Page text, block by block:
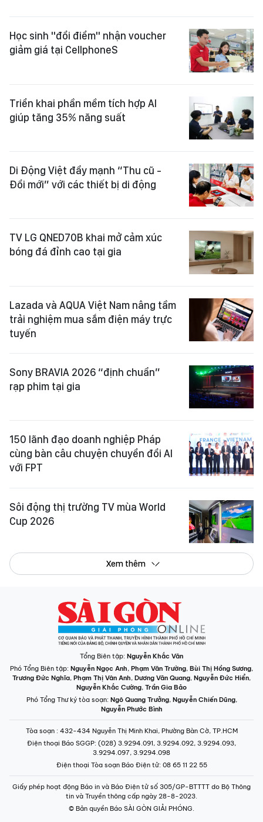
Học sinh "đổi điểm" nhận voucher
giảm giá tại CellphoneS
Triển khai phần mềm tích hợp AI
giúp tăng 35% năng suất
Di Động Việt đẩy mạnh “Thu cũ -
Đổi mới” với các thiết bị di động
TV LG QNED70B khai mở cảm xúc
bóng đá đỉnh cao tại gia
Lazada và AQUA Việt Nam nâng tầm
trải nghiệm mua sắm điện máy trực
tuyến
Sony BRAVIA 2026 “định chuẩn”
rạp phim tại gia
150 lãnh đạo doanh nghiệp Pháp
cùng bàn câu chuyện chuyển đổi AI
với FPT
Sôi động thị trường TV mùa World
Cup 2026
Xem thêm
Tổng Biên tập: Nguyễn Khắc Văn
Phó Tổng Biên tập: Nguyễn Ngọc Anh, Phạm Văn Trường, Bùi Thị Hồng Sương,
Trương Đức Nghĩa, Phạm Thị Vân Anh, Dương Văn Quang, Nguyễn Đức Hiển,
Nguyễn Khắc Cường, Trần Gia Bảo
Phó Tổng Thư ký tòa soạn: Ngô Quang Trưởng, Nguyễn Chiến Dũng,
Nguyễn Phước Bình
Tòa soạn : 432-434 Nguyễn Thị Minh Khai, Phường Bàn Cờ, TP.HCM
Điện thoại Báo SGGP: (028) 3.9294.091, 3.9294.092, 3.9294.093,
3.9294.097, 3.9294.098
Điện thoại Tòa soạn Báo Điện tử: 08 65 11 22 55
Giấy phép hoạt động Báo in và Báo Điện tử số 305/GP-BTTTT do Bộ Thông
tin và Truyền thông cấp ngày 28-8-2023.
© Bản quyền Báo SÀI GÒN GIẢI PHÓNG.